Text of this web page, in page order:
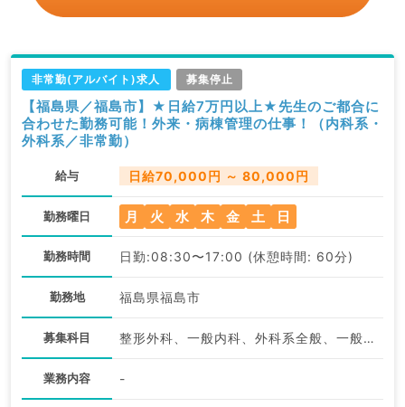
非常勤(アルバイト)求人 募集停止
【福島県／福島市】★日給7万円以上★先生のご都合に
合わせた勤務可能！外来・病棟管理の仕事！（内科系・
外科系／非常勤）
給与 日給70,000円 ～ 80,000円
勤務曜日 月 火 水 木 金 土 日
勤務時間 日勤:08:30〜17:00 (休憩時間: 60分)
勤務地 福島県福島市
募集科目 整形外科、一般内科、外科系全般、一般外科
業務内容 -